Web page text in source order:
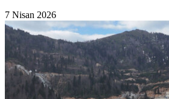
7 Nisan 2026